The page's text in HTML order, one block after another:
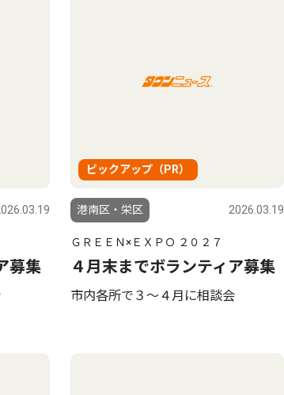
募集
ピックアップ（PR）
港南区・栄区 2026.03.19
ＧＲＥＥＮ×ＥＸＰＯ ２０２７
４月末までボランティア募集
市内各所で３〜４月に相談会